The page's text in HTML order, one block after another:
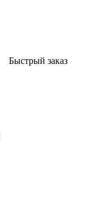
Быстрый заказ